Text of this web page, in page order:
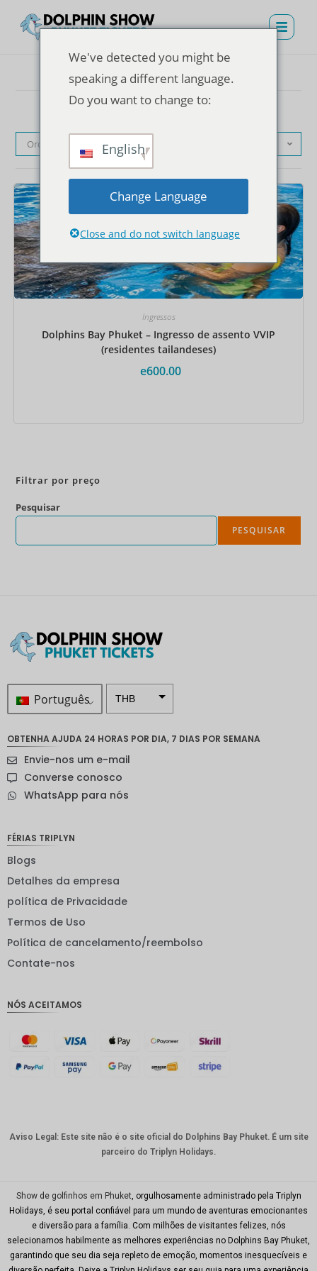
Ordenação padrão
Ingressos
Dolphins Bay Phuket – Ingresso de assento VVIP
(residentes tailandeses)
e600.00
Filtrar por preço
Pesquisar
PESQUISAR
Português THB
sueca
neozelan
ienes
EUR
suíço
australia
CNY
TWD
Minhas
Ries
OBTENHA AJUDA 24 HORAS POR DIA, 7 DIAS POR SEMANA
Envie-nos um e-mail
Converse conosco
WhatsApp para nós
FÉRIAS TRIPLYN
Blogs
Detalhes da empresa
política de Privacidade
Termos de Uso
Política de cancelamento/reembolso
Contate-nos
NÓS ACEITAMOS
Aviso Legal: Este site não é o site oficial do Dolphins Bay Phuket. É um site
parceiro do Triplyn Holidays.
Show de golfinhos em Phuket , orgulhosamente administrado pela Triplyn
Holidays, é seu portal confiável para um mundo de aventuras emocionantes
e diversão para a família. Com milhões de visitantes felizes, nós
selecionamos habilmente as melhores experiências no Dolphins Bay Phuket,
garantindo que seu dia seja repleto de emoção, momentos inesquecíveis e
We've detected you might be
speaking a different language.
Do you want to change to:
English
Change Language
Close and do not switch language